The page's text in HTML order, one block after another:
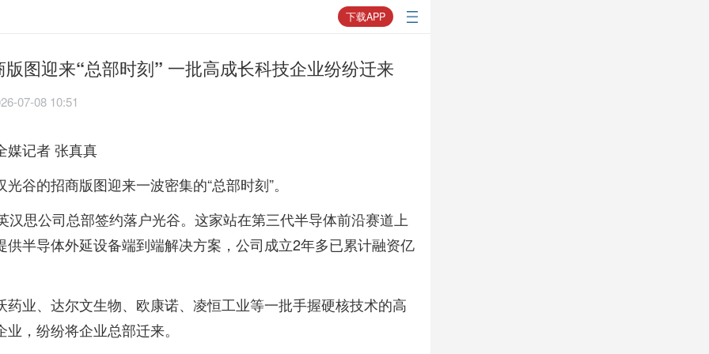
下载APP
图迎来“总部时刻” 一批高成长科技企业纷纷迁来
07-08 10:51
媒记者 张真真
谷的招商版图迎来一波密集的“总部时刻”。
汉思公司总部签约落户光谷。这家站在第三代半导体前沿赛道上
供半导体外延设备端到端解决方案，公司成立2年多已累计融资亿
药业、达尔文生物、欧康诺、凌恒工业等一批手握硬核技术的高
业，纷纷将企业总部迁来。